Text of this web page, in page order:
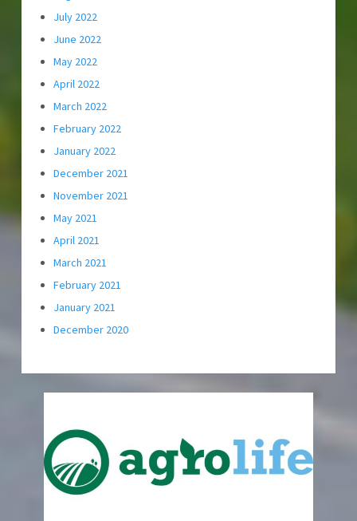
July 2022
June 2022
May 2022
April 2022
March 2022
February 2022
January 2022
December 2021
November 2021
May 2021
April 2021
March 2021
February 2021
January 2021
December 2020